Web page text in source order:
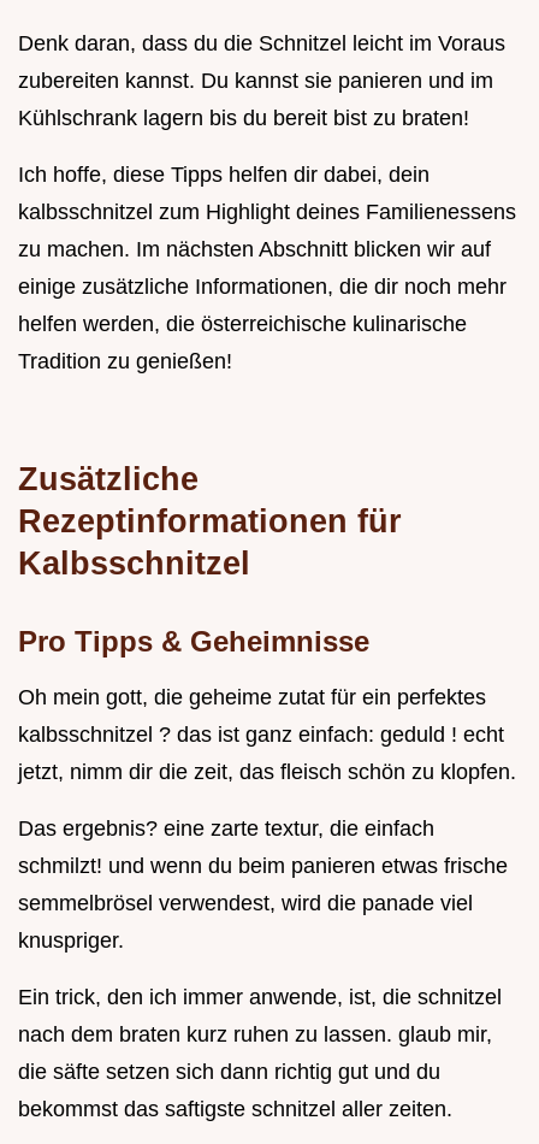
Denk daran, dass du die Schnitzel leicht im Voraus
zubereiten kannst. Du kannst sie panieren und im
Kühlschrank lagern bis du bereit bist zu braten!
Ich hoffe, diese Tipps helfen dir dabei, dein
kalbsschnitzel zum Highlight deines Familienessens
zu machen. Im nächsten Abschnitt blicken wir auf
einige zusätzliche Informationen, die dir noch mehr
helfen werden, die österreichische kulinarische
Tradition zu genießen!
Zusätzliche
Rezeptinformationen für
Kalbsschnitzel
Pro Tipps & Geheimnisse
Oh mein gott, die geheime zutat für ein perfektes
kalbsschnitzel ? das ist ganz einfach: geduld ! echt
jetzt, nimm dir die zeit, das fleisch schön zu klopfen.
Das ergebnis? eine zarte textur, die einfach
schmilzt! und wenn du beim panieren etwas frische
semmelbrösel verwendest, wird die panade viel
knuspriger.
Ein trick, den ich immer anwende, ist, die schnitzel
nach dem braten kurz ruhen zu lassen. glaub mir,
die säfte setzen sich dann richtig gut und du
bekommst das saftigste schnitzel aller zeiten.